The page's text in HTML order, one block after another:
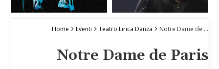
Home Eventi Teatro Lirica Danza Notre Dame de Paris
Notre Dame de Paris